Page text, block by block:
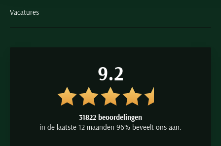
Vacatures
9.2
31822 beoordelingen
in de laatste 12 maanden 96% beveelt ons aan.